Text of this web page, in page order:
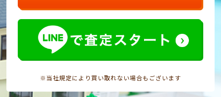
※当社規定により買い取れない場合もございます